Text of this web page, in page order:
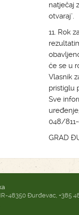
natječaj
otvaraj".
11. Rok
će se u
Vlasnik
pristiglu
Sve
048/
GRAD
48350 Đurđevac, +385